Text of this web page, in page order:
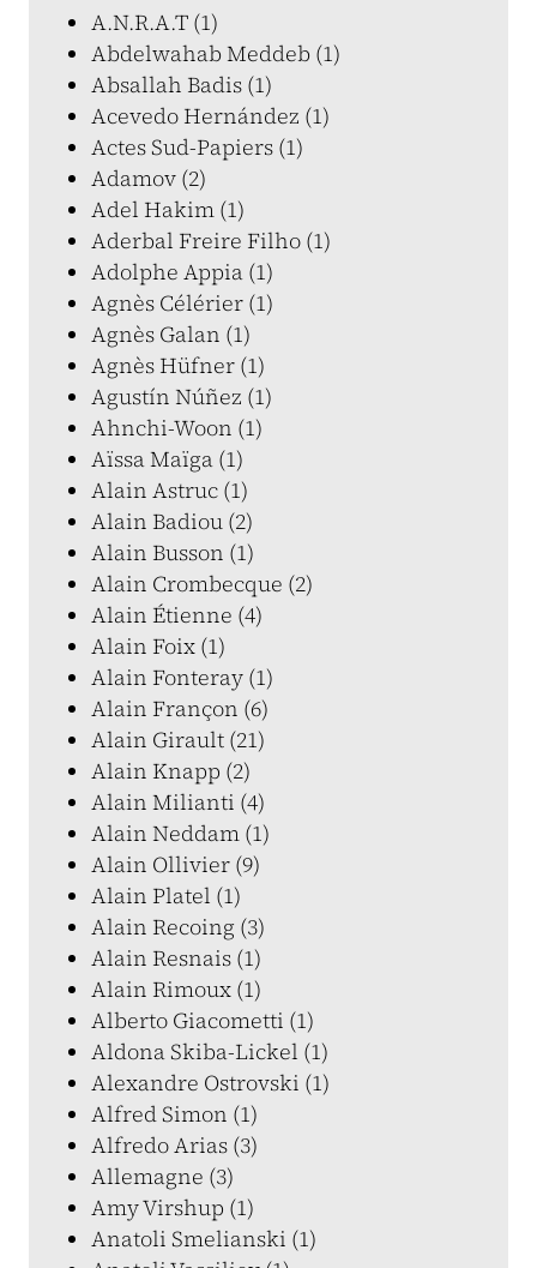
A.N.R.A.T (1)
Abdelwahab Meddeb (1)
Absallah Badis (1)
Acevedo Hernández (1)
Actes Sud-Papiers (1)
Adamov (2)
Adel Hakim (1)
Aderbal Freire Filho (1)
Adolphe Appia (1)
Agnès Célérier (1)
Agnès Galan (1)
Agnès Hüfner (1)
Agustín Núñez (1)
Ahnchi-Woon (1)
Aïssa Maïga (1)
Alain Astruc (1)
Alain Badiou (2)
Alain Busson (1)
Alain Crombecque (2)
Alain Étienne (4)
Alain Foix (1)
Alain Fonteray (1)
Alain Françon (6)
Alain Girault (21)
Alain Knapp (2)
Alain Milianti (4)
Alain Neddam (1)
Alain Ollivier (9)
Alain Platel (1)
Alain Recoing (3)
Alain Resnais (1)
Alain Rimoux (1)
Alberto Giacometti (1)
Aldona Skiba-Lickel (1)
Alexandre Ostrovski (1)
Alfred Simon (1)
Alfredo Arias (3)
Allemagne (3)
Amy Virshup (1)
Anatoli Smelianski (1)